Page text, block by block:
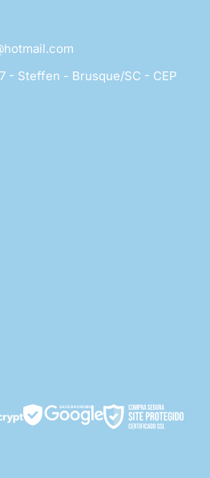
- Steffen - Brusque/SC - CEP